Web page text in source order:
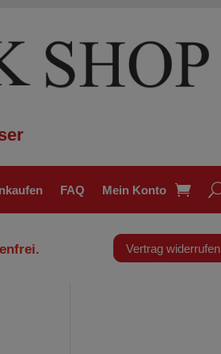
FAQ Mein Konto
Vertrag widerrufen